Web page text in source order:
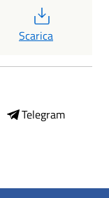
Scarica
Telegram